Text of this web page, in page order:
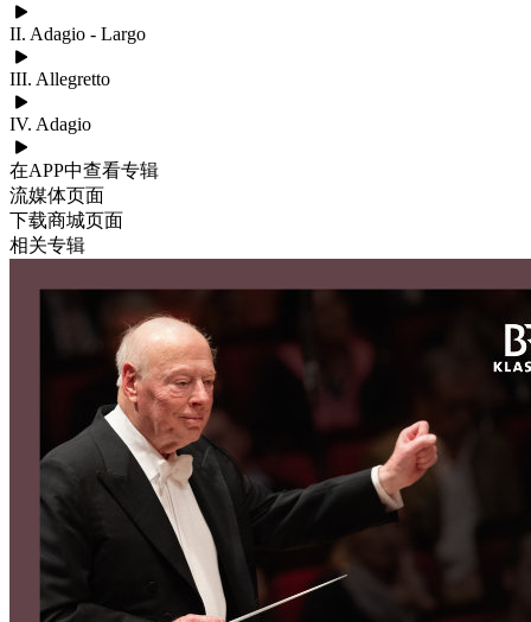
II. Adagio - Largo
III. Allegretto
IV. Adagio
在APP中查看专辑
流媒体页面
下载商城页面
相关专辑